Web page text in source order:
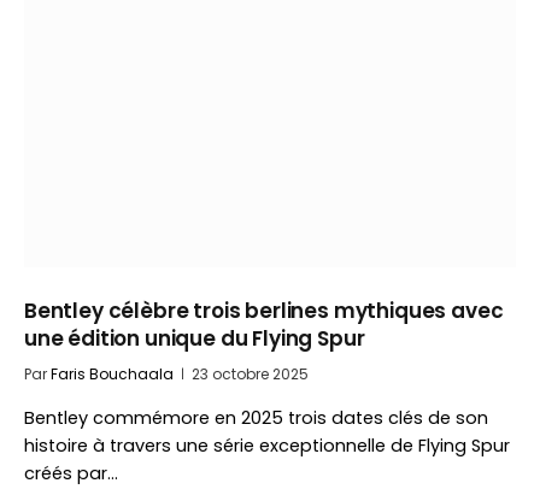
Bentley célèbre trois berlines mythiques avec
une édition unique du Flying Spur
ParFaris Bouchaala 23 octobre 2025
Bentley commémore en 2025 trois dates clés de son
histoire à travers une série exceptionnelle de Flying Spur
créés par…